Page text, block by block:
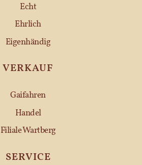
Echt
Ehrlich
Eigenhändig
VERKAUF
Gaifahren
Handel
Filiale Wartberg
SERVICE